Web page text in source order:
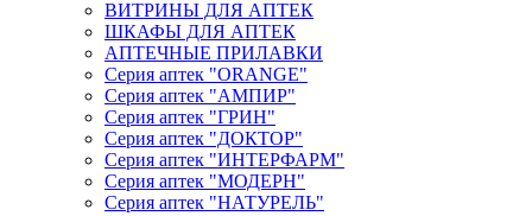
ВИТРИНЫ ДЛЯ АПТЕК
ШКАФЫ ДЛЯ АПТЕК
АПТЕЧНЫЕ ПРИЛАВКИ
Серия аптек "ORANGE"
Серия аптек "АМПИР"
Серия аптек "ГРИН"
Серия аптек "ДОКТОР"
Серия аптек "ИНТЕРФАРМ"
Серия аптек "МОДЕРН"
Серия аптек "НАТУРЕЛЬ"